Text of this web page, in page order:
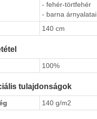
- fehér-törtfehér
- barna árnyalatai
140 cm
100%
tulajdonságok
140 g/m2